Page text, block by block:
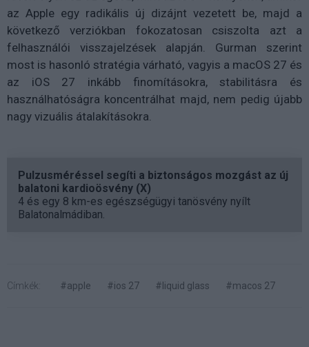
az Apple egy radikális új dizájnt vezetett be, majd a
következő verziókban fokozatosan csiszolta azt a
felhasználói visszajelzések alapján. Gurman szerint
most is hasonló stratégia várható, vagyis a macOS 27 és
az iOS 27 inkább finomításokra, stabilitásra és
használhatóságra koncentrálhat majd, nem pedig újabb
nagy vizuális átalakításokra.
Pulzusméréssel segíti a biztonságos mozgást az új
balatoni kardioösvény (X)
4 és egy 8 km-es egészségügyi tanösvény nyílt
Balatonalmádiban.
Címkék: #apple #ios 27 #liquid glass #macos 27